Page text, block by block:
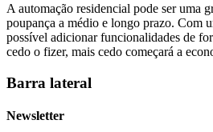
A automação residencial pode ser uma
poupança a médio e longo prazo. Com
possível adicionar funcionalidades de
cedo o fizer, mais cedo começará a
Barra lateral
Newsletter